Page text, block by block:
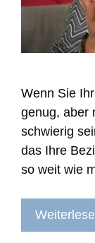
Wenn Sie
genug, aber
schwierig
das Ihre
so weit wie